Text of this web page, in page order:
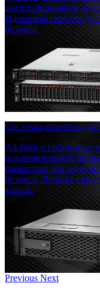
масштабирования для
Идеальная система
бизнеса.
Системы хранения
All-flash и гибридные
исключительной
гибкостью для
бизнеса. Лучшие
классе.
Previous Next